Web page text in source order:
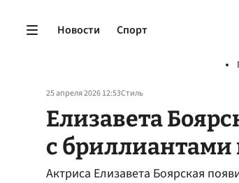
Новости Спорт
25 апреля 2026 12:53Стиль
Елизавета
с
Актриса Елизавета Боярская